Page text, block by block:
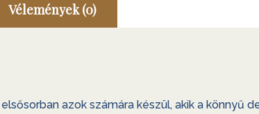
Vélemények (0)
azok számára készül, akik a könnyű